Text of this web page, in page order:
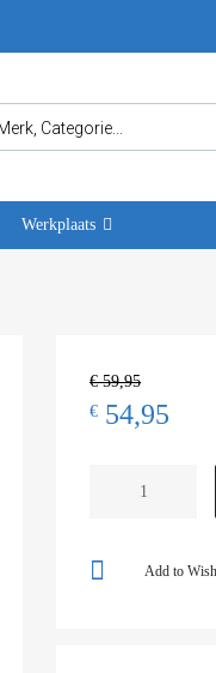
Werkplaats
€59,95
€ 54,95
Add to